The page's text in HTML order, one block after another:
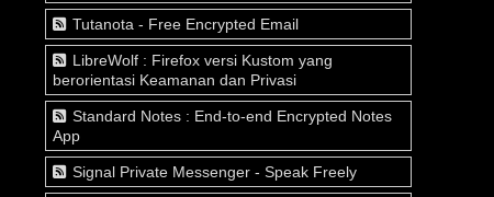
Tutanota - Free Encrypted Email
LibreWolf : Firefox versi Kustom yang
berorientasi Keamanan dan Privasi
Standard Notes : End-to-end Encrypted Notes
App
Signal Private Messenger - Speak Freely